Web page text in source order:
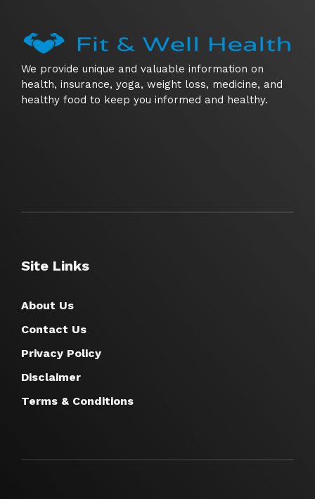
We provide unique and valuable information on
health, insurance, yoga, weight loss, medicine, and
healthy food to keep you informed and healthy.
Site Links
About Us
Contact Us
Privacy Policy
Disclaimer
Terms & Conditions